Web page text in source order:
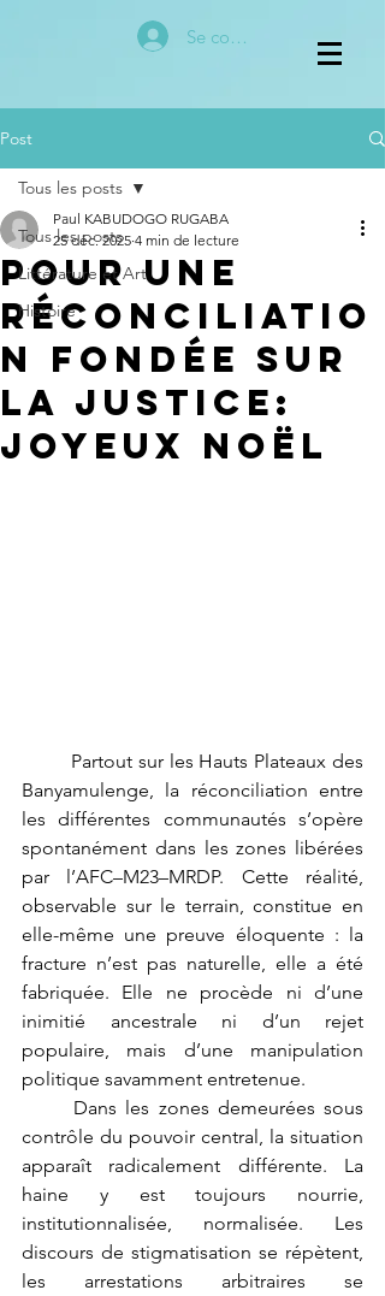
Se connecter
Post
Tous les posts
Littérature et Art
Histoire
Tous les posts
pour une
réconciliatio
n fondée sur
la justice:
Joyeux Noël
Paul KABUDOGO RUGABA
25 déc. 2025 4 min de lecture
Banyamulenge, la réconciliation entre
les différentes communautés s’opère
spontanément dans les zones libérées
par l’AFC–M23–MRDP. Cette réalité,
observable sur le terrain, constitue en
elle-même une preuve éloquente : la
fracture n’est pas naturelle, elle a été
fabriquée. Elle ne procède ni d’une
inimitié ancestrale ni d’un rejet
populaire, mais d’une manipulation
politique savamment entretenue.
contrôle du pouvoir central, la situation
apparaît radicalement différente. La
haine y est toujours nourrie,
institutionnalisée, normalisée. Les
discours de stigmatisation se répètent,
les arrestations arbitraires se